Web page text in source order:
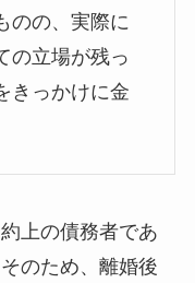
のの、実際に
の立場が残っ
きっかけに金
上の債務者であ
のため、離婚後